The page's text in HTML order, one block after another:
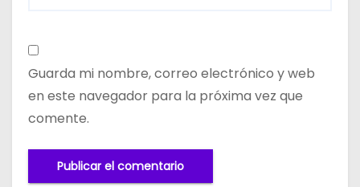
Guarda mi nombre, correo electrónico y web
en este navegador para la próxima vez que
comente.